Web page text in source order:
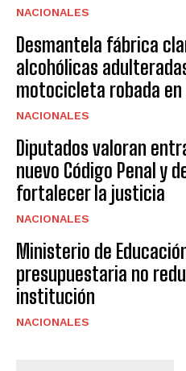
NACIONALES
Desmantela fábrica
alcohólicas
motocicleta robada en
NACIONALES
Diputados valoran
nuevo Código Penal y
fortalecer la justicia
NACIONALES
Ministerio de
presupuestaria no
institución
NACIONALES